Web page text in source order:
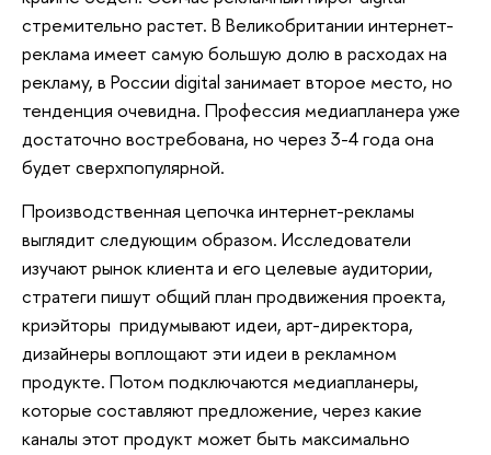
стремительно растет. В Великобритании интернет-
реклама имеет самую большую долю в расходах на
рекламу, в России digital занимает второе место, но
тенденция очевидна. Профессия медиапланера уже
достаточно востребована, но через 3-4 года она
будет сверхпопулярной.
Производственная цепочка интернет-рекламы
выглядит следующим образом. Исследователи
изучают рынок клиента и его целевые аудитории,
стратеги пишут общий план продвижения проекта,
криэйторы придумывают идеи, арт-директора,
дизайнеры воплощают эти идеи в рекламном
продукте. Потом подключаются медиапланеры,
которые составляют предложение, через какие
каналы этот продукт может быть максимально